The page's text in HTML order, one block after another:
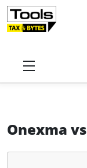
Startseite
Onexma vs